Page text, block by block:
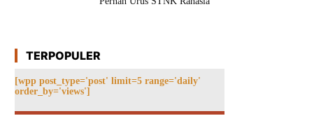
TERPOPULER
[wpp post_type='post' limit=5 range='daily'
order_by='views']